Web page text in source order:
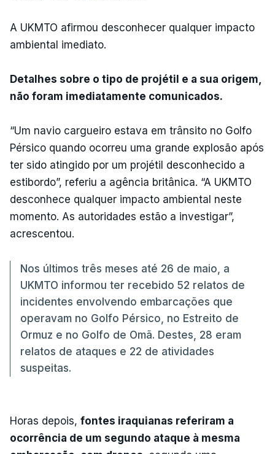
A UKMTO afirmou desconhecer qualquer impacto
ambiental imediato.
Detalhes sobre o tipo de projétil e a sua origem,
não foram imediatamente comunicados.
“Um navio cargueiro estava em trânsito no Golfo
Pérsico quando ocorreu uma grande explosão após
ter sido atingido por um projétil desconhecido a
estibordo”, referiu a agência britânica. “A UKMTO
desconhece qualquer impacto ambiental neste
momento. As autoridades estão a investigar”,
acrescentou.
Nos últimos três meses até 26 de maio, a
UKMTO informou ter recebido 52 relatos de
incidentes envolvendo embarcações que
operavam no Golfo Pérsico, no Estreito de
Ormuz e no Golfo de Omã. Destes, 28 eram
relatos de ataques e 22 de atividades
suspeitas.
Horas depois, fontes iraquianas referiram a
ocorrência de um segundo ataque à mesma